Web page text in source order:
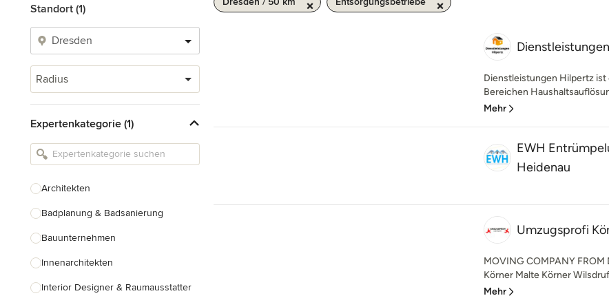
Standort (1)
Radius
Expertenkategorie (1)
Architekten
Badplanung & Badsanierung
Bauunternehmen
Innenarchitekten
Interior Designer & Raumausstatter
Dienstleistungen Hilpertz
Bereichen
Mehr
EWH
Heidenau
Umzugsprofi
MOVING COMPANY
Körner Malte Körner
Mehr